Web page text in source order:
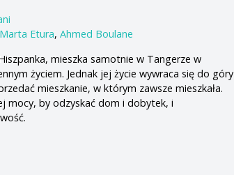
Marta Etura,Ahmed Boulane
mieszka samotnie w Tangerze w
życiem. Jednak jej życie wywraca się do góry
mieszkanie, w którym zawsze mieszkała.
mocy, by odzyskać dom i dobytek, i